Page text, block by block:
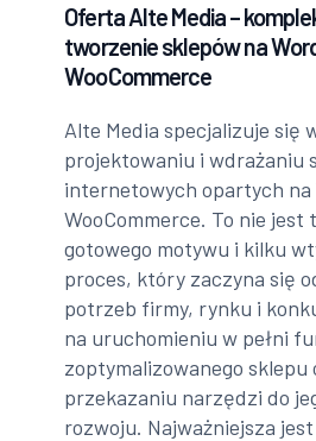
Oferta Alte Media –
tworzenie sklepów na
WooCommerce
Alte Media specjalizuje się
projektowaniu i wdrażaniu
internetowych opartych na
WooCommerce. To nie jest
gotowego motywu i kilku
proces, który zaczyna się
potrzeb firmy, rynku i
na uruchomieniu w pełni
zoptymalizowanego sklepu
przekazaniu narzędzi do
rozwoju. Najważniejsza